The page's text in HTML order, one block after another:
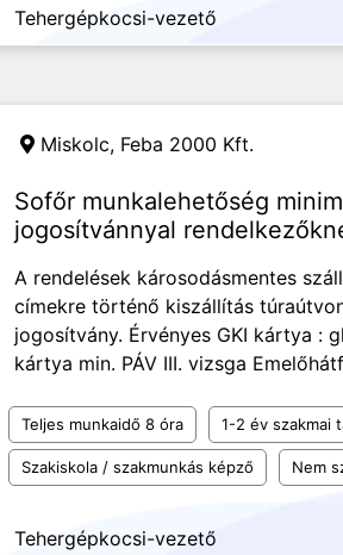
Tehergépkocsi-vezető
Miskolc, Feba 2000 Kft.
Sofőr munkalehetőség
jogosítvánnyal
A rendelések károsodásmentes
címekre történő kiszállítás
jogosítvány. Érvényes GKI kártya :
kártya min. PÁV III. vizsga
Teljes munkaidő 8 óra 1-2 év szakmai
Szakiskola / szakmunkás képző Nem
Tehergépkocsi-vezető